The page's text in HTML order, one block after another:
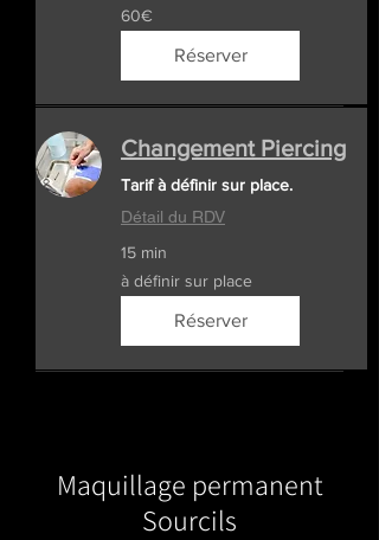
60€
60€
Réserver
Changement Piercing
Tarif à définir sur place.
Détail du RDV
15 min
à
définir
sur
à définir sur place
Réserver
Maquillage permanent
Sourcils